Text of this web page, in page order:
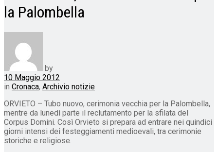
la Palombella
by
10 Maggio 2012
in Cronaca, Archivio notizie
ORVIETO – Tubo nuovo, cerimonia vecchia per la Palombella,
mentre da lunedì parte il reclutamento per la sfilata del
Corpus Domini. Così Orvieto si prepara ad entrare nei quindici
giorni intensi dei festeggiamenti medioevali, tra cerimonie
storiche e religiose.